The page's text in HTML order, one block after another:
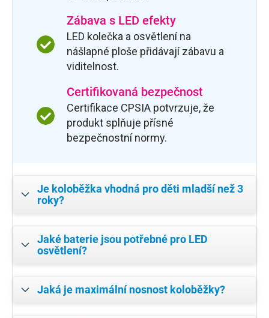
Zábava s LED efekty
LED kolečka a osvětlení na
nášlapné ploše přidávají zábavu a
viditelnost.
Certifikovaná bezpečnost
Certifikace CPSIA potvrzuje, že
produkt splňuje přísné
bezpečnostní normy.
Je koloběžka vhodná pro děti mladší než 3
roky?
Jaké baterie jsou potřebné pro LED
osvětlení?
Jaká je maximální nosnost koloběžky?